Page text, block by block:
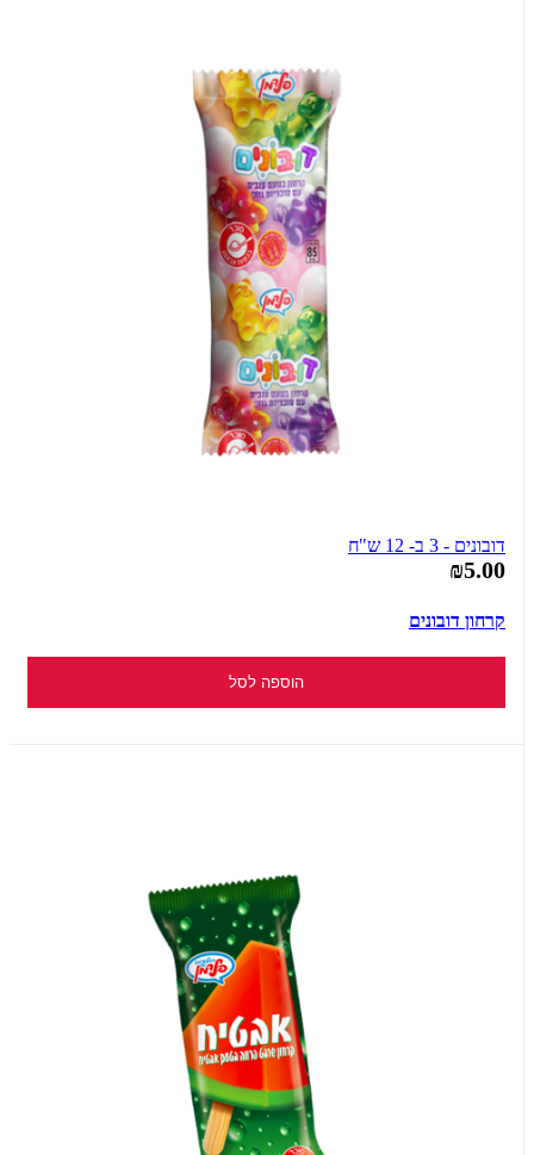
דובונים - 3 ב- 12 ש"ח
₪5.00
קרחון דובונים
הוספה לסל